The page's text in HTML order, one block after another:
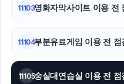
11103영화자막사이트 이용
11104부분유료게임 이용 전
11105